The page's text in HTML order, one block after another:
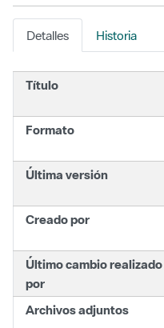
Detalles Historia
Título
Formato
Última versión
Creado por
Último cambio realizado
por
Archivos adjuntos